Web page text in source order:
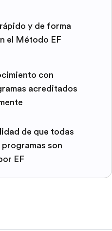
y de forma
el Método EF
con
acreditados
de que todas
programas son
EF